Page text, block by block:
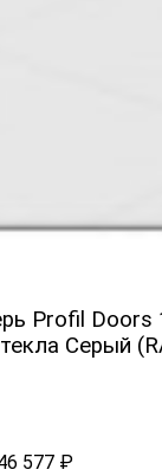
Profil Doors
Серый
577 ₽